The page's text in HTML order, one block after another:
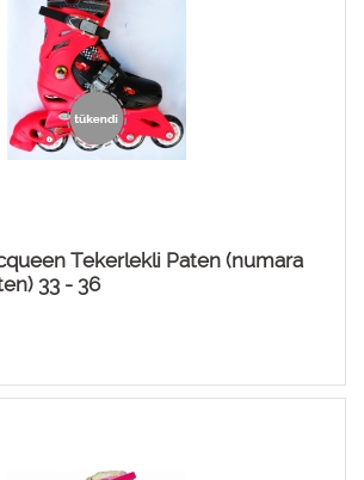
Tekerlekli Paten (numara
33 - 36